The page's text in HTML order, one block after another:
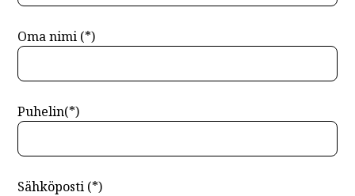
Oma nimi (*)
Puhelin(*)
Sähköposti (*)